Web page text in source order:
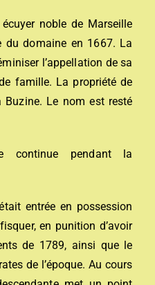
noble de Marseille
du domaine en 1667. La
l’appellation de sa
famille. La propriété de
Le nom est resté
continue pendant la
entrée en possession
en punition d’avoir
de 1789, ainsi que le
de l’époque. Au cours